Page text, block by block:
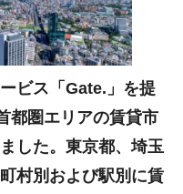
ビス「Gate.」を提
都圏エリアの賃貸市
した。東京都、埼玉
村別および駅別に賃